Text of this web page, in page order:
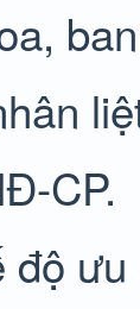
CP.